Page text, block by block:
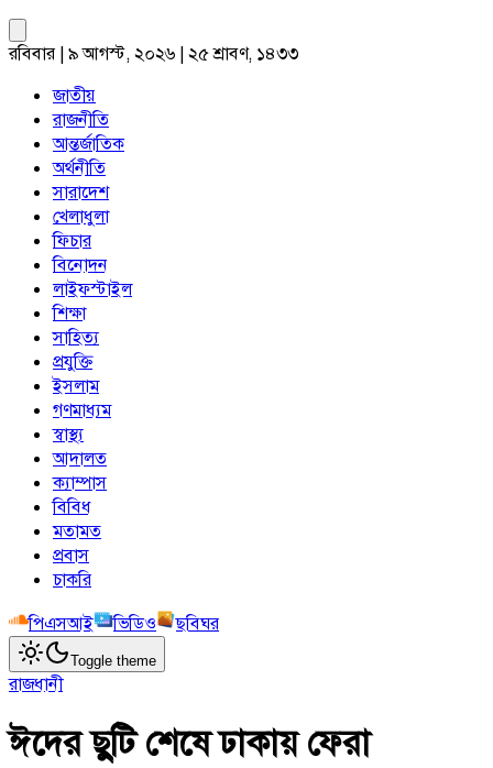
রবিবার | ৯ আগস্ট, ২০২৬ | ২৫ শ্রাবণ, ১৪৩৩
জাতীয়
রাজনীতি
আন্তর্জাতিক
অর্থনীতি
সারাদেশ
খেলাধুলা
ফিচার
বিনোদন
লাইফস্টাইল
শিক্ষা
সাহিত্য
প্রযুক্তি
ইসলাম
গণমাধ্যম
স্বাস্থ্য
আদালত
ক্যাম্পাস
বিবিধ
মতামত
প্রবাস
চাকরি
পিএসআই
ভিডিও ছবিঘর
Toggle theme
রাজধানী
ঈদের ছুটি শেষে ঢাকায় ফেরা